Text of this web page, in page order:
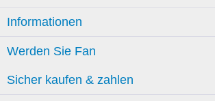
Informationen
Werden Sie Fan
Sicher kaufen & zahlen